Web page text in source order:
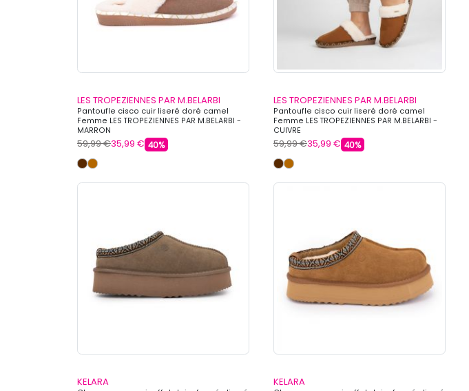
LES TROPEZIENNES PAR M.BELARBI
Pantoufle cisco cuir liseré doré camel
Femme LES TROPEZIENNES PAR M.BELARBI -
MARRON
59,99 €35,99 € 40%
LES TROPEZIENNES PAR M.BELARBI
Pantoufle cisco cuir liseré doré camel
Femme LES TROPEZIENNES PAR M.BELARBI -
CUIVRE
59,99 €35,99 € 40%
KELARA KELARA